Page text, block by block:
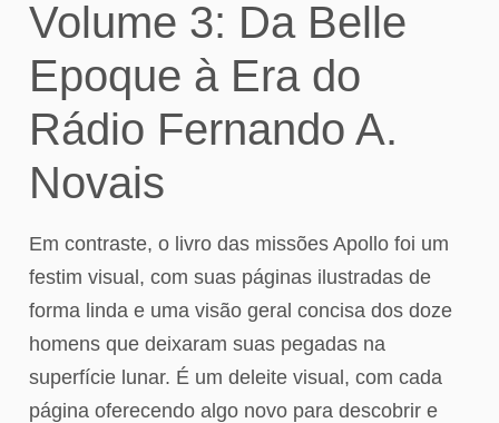
Volume 3: Da Belle
Epoque à Era do
Rádio Fernando A.
Novais
Em contraste, o livro das missões Apollo foi um
festim visual, com suas páginas ilustradas de
forma linda e uma visão geral concisa dos doze
homens que deixaram suas pegadas na
superfície lunar. É um deleite visual, com cada
página oferecendo algo novo para descobrir e